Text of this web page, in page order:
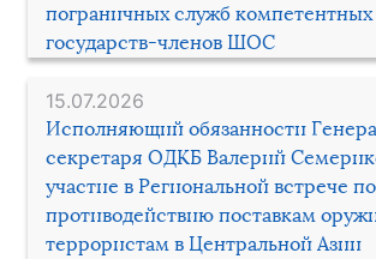
пограничных служб компетентных
государств-членов ШОС
15.07.2026
Исполняющий обязанности
секретаря ОДКБ Валерий
участие в Региональной встрече по
противодействию поставкам
террористам в Центральной Азии